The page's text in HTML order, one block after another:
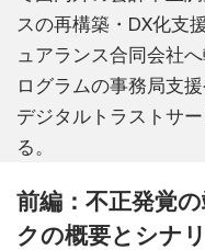
スの再構築・DX化支
ュアランス合同会社
ログラムの事務局支
デジタルトラストサ
る。
前編：不正発覚
クの概要とシナ